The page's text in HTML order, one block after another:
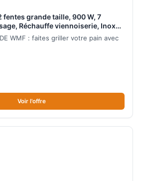
fentes grande taille, 900 W, 7
Réchauffe viennoiserie, Inox
0414090011
DE WMF : faites griller votre pain avec
Voir l'offre